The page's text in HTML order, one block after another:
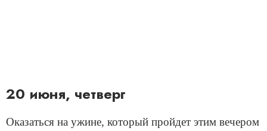
20 июня, четверг
Оказаться на ужине, который пройдет этим вечером